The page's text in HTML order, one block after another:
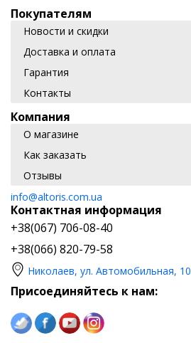
Покупателям
Новости и скидки
Доставка и оплата
Гарантия
Контакты
Компания
О магазине
Как заказать
Отзывы
info@altoris.com.ua
Контактная информация
+38(067) 706-08-40
+38(066) 820-79-58
Николаев, ул. Автомобильная, 10
Присоединяйтесь к нам: